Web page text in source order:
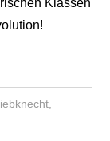
Klassen
,